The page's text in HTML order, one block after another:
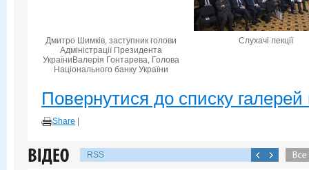
Дмитро Шимків, заступник голови
Адміністрації Президента
УкраїниВалерія Гонтарева, Голова
Національного банку України
Слухачі лекції
Повернутися до списку галерей
Share
RSS